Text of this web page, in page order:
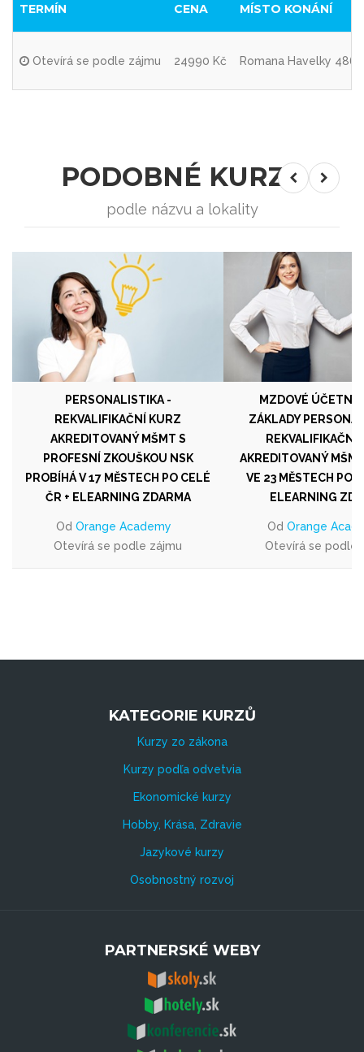
TERMÍN CENA MÍSTO KONÁNÍ
Otevírá se podle zájmu 24990 Kč Romana Havelky
PODOBNÉ KURZY
podle názvu a lokality
PERSONALISTIKA -
REKVALIFIKAČNÍ KURZ
AKREDITOVANÝ MŠMT S
PROFESNÍ ZKOUŠKOU NSK
PROBÍHÁ V 17 MĚSTECH PO CELÉ
ČR + ELEARNING ZDARMA
Od Orange Academy
Otevírá se podle zájmu
MZDOVÉ
ZÁKLADY
REKVALIFIKAČNÍ
AKREDITOVANÝ
VE 23 MĚSTECH PO
ELEARNING
Od Orange
Otevírá se podle
KATEGORIE KURZŮ
Kurzy zo zákona
Kurzy podľa odvetvia
Ekonomické kurzy
Hobby, Krása, Zdravie
Jazykové kurzy
Osobnostný rozvoj
PARTNERSKÉ WEBY